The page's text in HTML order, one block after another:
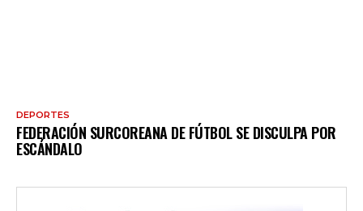
DEPORTES
FEDERACIÓN SURCOREANA DE FÚTBOL SE DISCULPA POR
ESCÁNDALO